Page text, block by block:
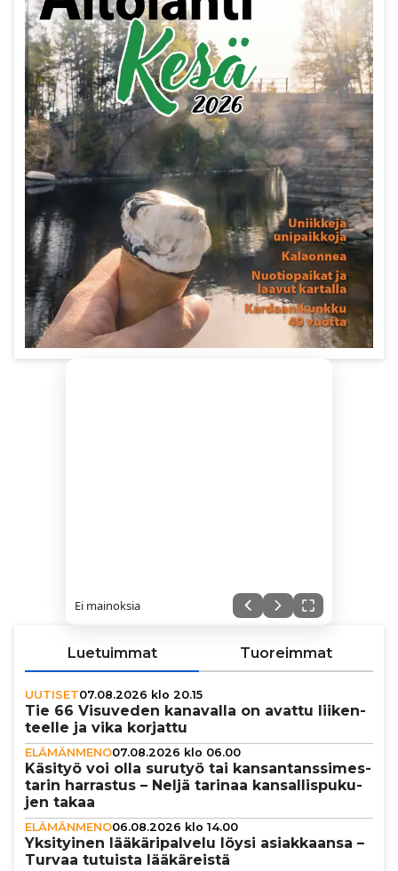
Ei mainoksia
Luetuimmat Tuoreimmat
UUTISET07.08.2026 klo 20.15
Tie 66 Visuveden kanavalla on avattu lii­ken­
teelle ja vika korjattu
ELÄMÄNMENO07.08.2026 klo 06.00
Käsityö voi olla surutyö tai kan­san­tans­si­mes­
ta­rin harrastus – Neljä tarinaa kan­sal­lis­pu­ku­
jen takaa
ELÄMÄNMENO06.08.2026 klo 14.00
Yksi­tyi­nen lää­kä­ri­pal­velu löysi asi­ak­kaansa –
Turvaa tutuista lää­kä­reistä